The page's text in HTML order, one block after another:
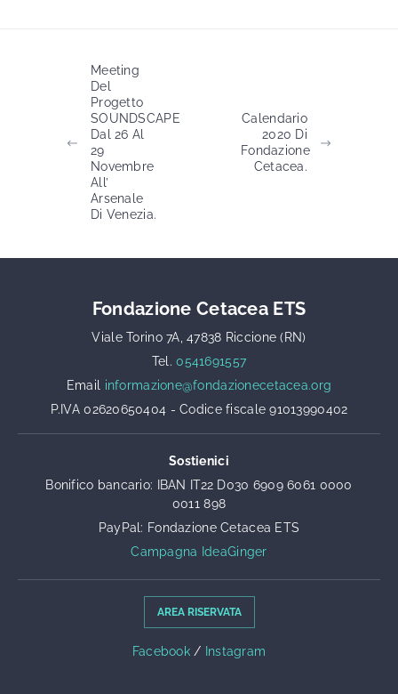
Meeting
Del
Progetto
SOUNDSCAPE
Dal 26 Al
29
Novembre
All’
Arsenale
Di Venezia.
Calendario
2020 Di
Fondazione
Cetacea.
Fondazione Cetacea ETS
Viale Torino 7A, 47838 Riccione (RN)
Tel.0541691557
Email informazione@fondazionecetacea.org
P.IVA 02620650404 - Codice fiscale 91013990402
Sostienici
Bonifico bancario: IBAN IT22 D030 6909 6061 0000
0011 898
PayPal: Fondazione Cetacea ETS
Campagna IdeaGinger
AREA RISERVATA
Facebook / Instagram